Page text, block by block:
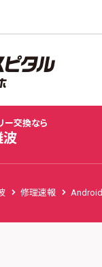
金 修理速報
ー交換なら
波
修理速報 Android